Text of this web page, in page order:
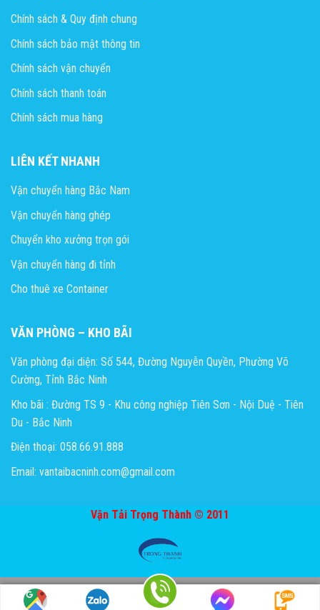
Chính sách & Quy định chung
Chính sách bảo mật thông tin
Chính sách vận chuyển
Chính sách thanh toán
Chính sách mua hàng
LIÊN KẾT NHANH
Vận chuyển hàng Bắc Nam
Vận chuyển hàng ghép
Chuyển kho xưởng trọn gói
Vận chuyển hàng đi tỉnh
Cho thuê xe Container
VĂN PHÒNG – KHO BÃI
Văn phòng đại diện: Số 544, Đường Nguyễn Quyền, Phường Võ
Cường, Tỉnh Bắc Ninh
Kho bãi : Đường TS 9 - Khu công nghiệp Tiên Sơn - Nội Duệ - Tiên
Du - Bắc Ninh
Điện thoại: 058.66.91.888
Email: vantaibacninh.com@gmail.com
Vận Tải Trọng Thành © 2011